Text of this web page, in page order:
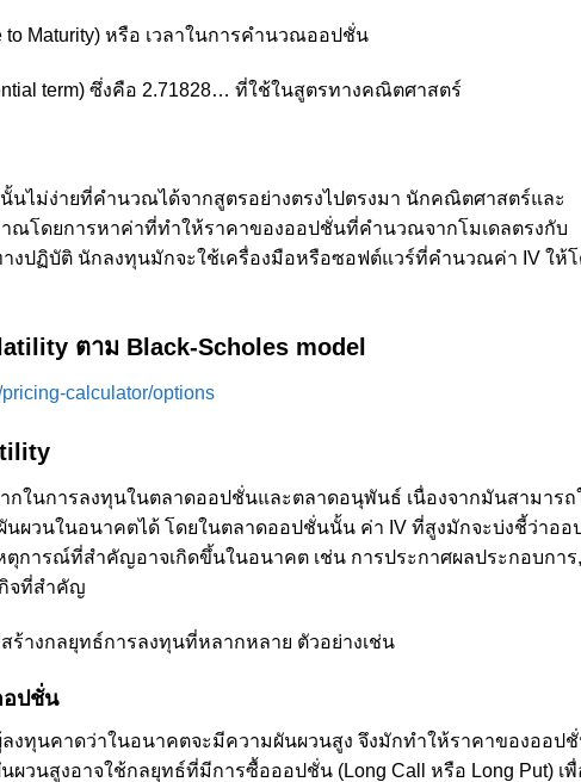
to Maturity) หรือ เวลาในการคำนวณออปชั่น
term) ซึ่งคือ 2.71828… ที่ใช้ในสูตรทางคณิตศาสตร์
นไม่ง่ายที่คำนวณได้จากสูตรอย่างตรงไปตรงมา นักคณิตศาสตร์และ
าณโดยการหาค่าที่ทำให้ราคาของออปชั่นที่คำนวณจากโมเดลตรงกับ
งปฏิบัติ นักลงทุนมักจะใช้เครื่องมือหรือซอฟต์แวร์ที่คำนวณค่า IV ให้โ
ตาม Black-Scholes model
calculator/options
กในการลงทุนในตลาดออปชั่นและตลาดอนุพันธ์ เนื่องจากมันสามารถ
นผวนในอนาคตได้ โดยในตลาดออปชั่นนั้น ค่า IV ที่สูงมักจะบ่งชี้ว่าออ
ตุการณ์ที่สำคัญอาจเกิดขึ้นในอนาคต เช่น การประกาศผลประกอบการ,
กิจที่สำคัญ
ร้างกลยุทธ์การลงทุนที่หลากหลาย ตัวอย่างเช่น
อปชั่น
ลงทุนคาดว่าในอนาคตจะมีความผันผวนสูง จึงมักทำให้ราคาของออป
วนสูงอาจใช้กลยุทธ์ที่มีการซื้อออปชั่น (Long Call หรือ Long Put) เพื่